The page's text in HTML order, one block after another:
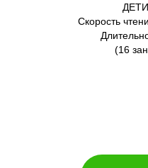
ДЕТИ
Скорость
(16